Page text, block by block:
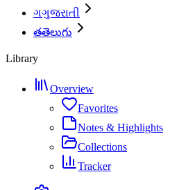
ગગુજરાતી
తతెలుగు
Library
Overview
Favorites
Notes & Highlights
Collections
Tracker